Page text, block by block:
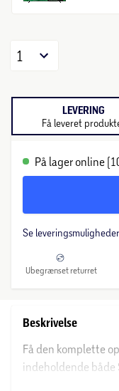
1
LEVERING
Få leveret
På lager online
Se
Ubegrænset returret
Beskrivelse
Få den komplette
indeholdende både